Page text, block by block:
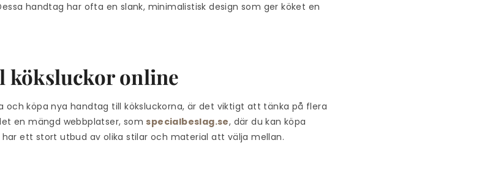
handtag har ofta en slank, minimalistisk design som ger köket en
köksluckor online
och köpa nya handtag till köksluckorna, är det viktigt att tänka på flera
en mängd webbplatser, som specialbeslag.se, där du kan köpa
har ett stort utbud av olika stilar och material att välja mellan.